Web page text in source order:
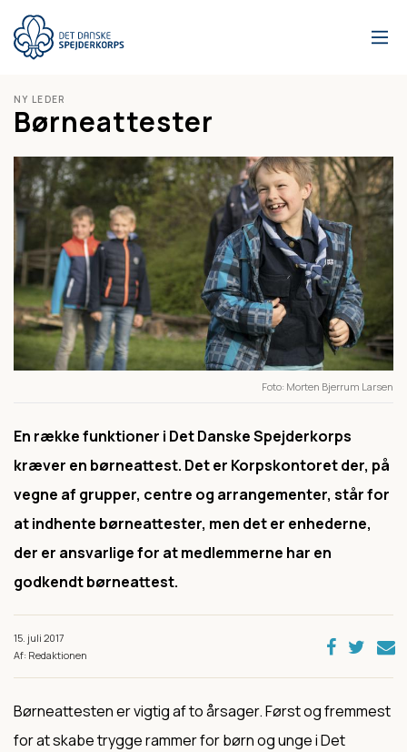
hovedindhold
NY LEDER
Børneattester
Foto Morten Bjerrum Larsen
En række funktioner i Det Danske Spejderkorps
kræver en børneattest. Det er Korpskontoret der, på
vegne af grupper, centre og arrangementer, står for
at indhente børneattester, men det er enhederne,
der er ansvarlige for at medlemmerne har en
godkendt børneattest.
15. juli 2017
Af: Redaktionen
Børneattesten er vigtig af to årsager. Først og fremmest
for at skabe trygge rammer for børn og unge i Det